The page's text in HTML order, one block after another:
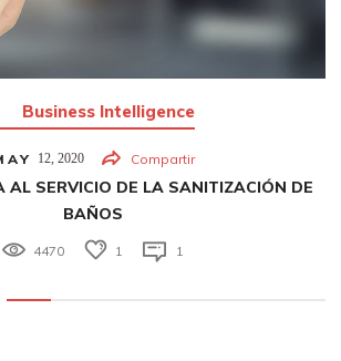
Business Intelligence
12, 2020 Compartir
AL SERVICIO DE LA SANITIZACIÓN DE
BAÑOS
4470 1 1